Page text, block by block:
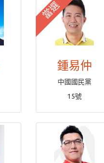
當選
鍾易仲
中國國民黨
15號